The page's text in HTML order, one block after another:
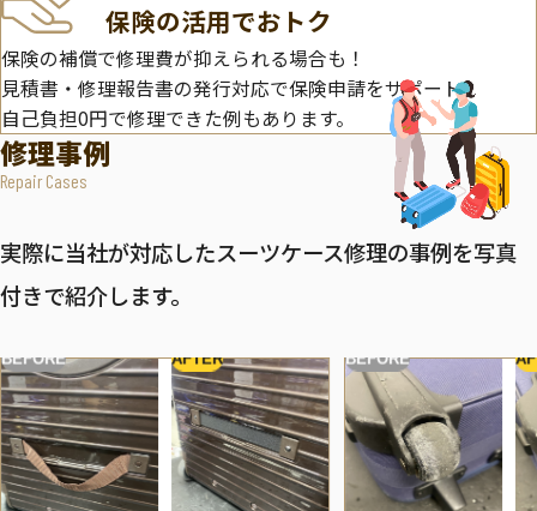
保険の活用でおトク
保険の補償で修理費が抑えられる場合も！
見積書・修理報告書の発行対応で保険申請をサポート。
自己負担0円で修理できた例もあります。
修理事例
Repair Cases
実際に当社が対応したスーツケース修理の事例を写真
付きで紹介します。
BEFORE AFTER BEFORE